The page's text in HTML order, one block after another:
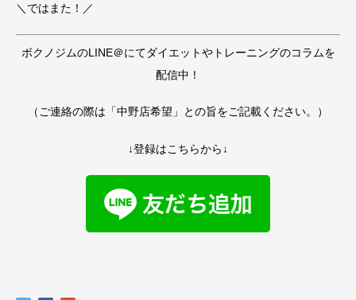
＼ではまた！／
ボクノジムのLINE＠にてダイエットやトレーニングのコラムを
配信中！
（ご連絡の際は「中野店希望」との旨をご記載ください。）
↓登録はこちらから↓